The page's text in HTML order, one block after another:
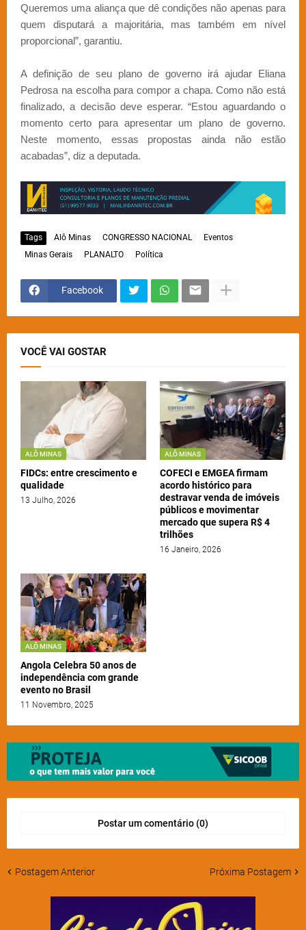
Queremos uma aliança que dê condições não apenas para
quem disputará a majoritária, mas também em nível
proporcional”, garantiu.
A definição de seu plano de governo irá ajudar Eliana
Pedrosa na escolha para compor a chapa. Como não está
finalizado, a decisão deve esperar. “Estou aguardando o
momento certo para apresentar um plano de governo.
Neste momento, essas propostas ainda não estão
acabadas”, diz a deputada.
Tags Alô Minas CONGRESSO NACIONAL
Eventos
Minas Gerais
PLANALTO Política
Facebook
VOCÊ VAI GOSTAR
ALÔ MINAS
FIDCs: entre crescimento e
qualidade
13 Julho, 2026
ALÔ MINAS
COFECI e EMGEA firmam
acordo histórico para
destravar venda de imóveis
públicos e movimentar
mercado que supera R$ 4
trilhões
16 Janeiro, 2026
ALÔ MINAS
Angola Celebra 50 anos de
independência com grande
evento no Brasil
11 Novembro, 2025
Postar um comentário (0)
Postagem Anterior Próxima Postagem